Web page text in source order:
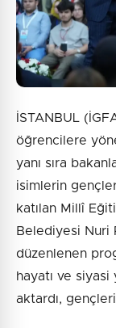
İSTANBUL
öğrencilere
yanı sıra
isimlerin
katılan Millî
Belediyesi Nuri
düzenlenen
hayatı ve siyasi
aktardı,